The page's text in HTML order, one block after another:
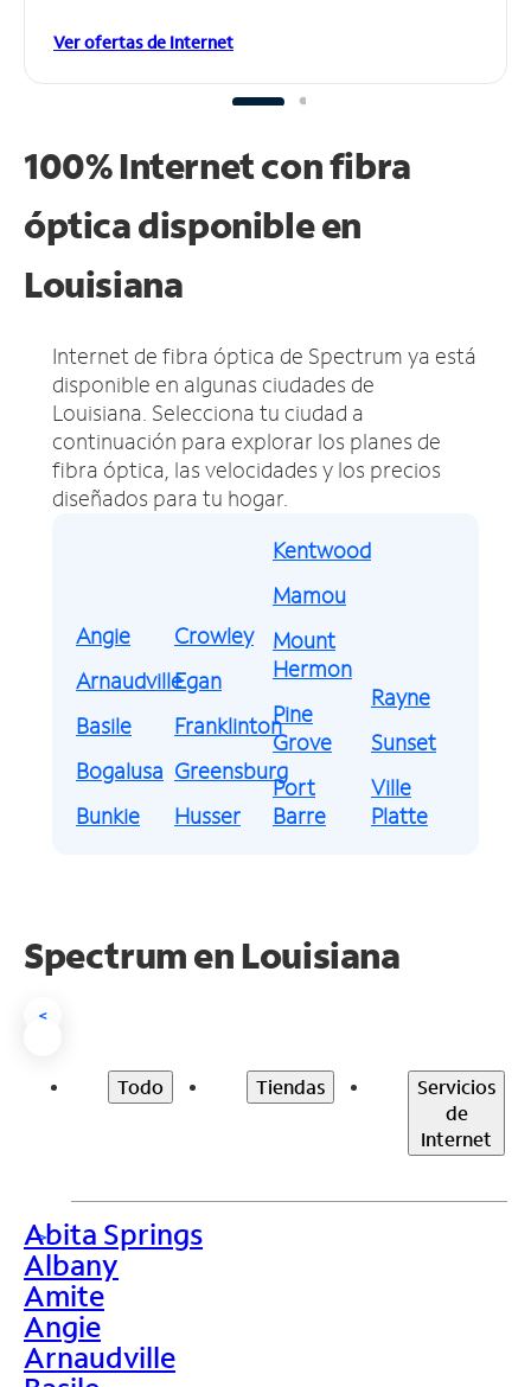
Ver ofertas de Internet
100% Internet con fibra
óptica disponible en
Louisiana
Internet de fibra óptica de Spectrum ya está
disponible en algunas ciudades de
Louisiana. Selecciona tu ciudad a
continuación para explorar los planes de
fibra óptica, las velocidades y los precios
diseñados para tu hogar.
Angie
Arnaudville
Basile
Bogalusa
Bunkie
Crowley
Egan
Franklinton
Greensburg
Husser
Kentwood
Mamou
Mount
Hermon
Pine
Grove
Port
Barre
Rayne
Sunset
Ville
Platte
Spectrum en Louisiana
<
Todo Tiendas
Servicios
de
Internet
>
Abita Springs
Albany
Amite
Angie
Arnaudville